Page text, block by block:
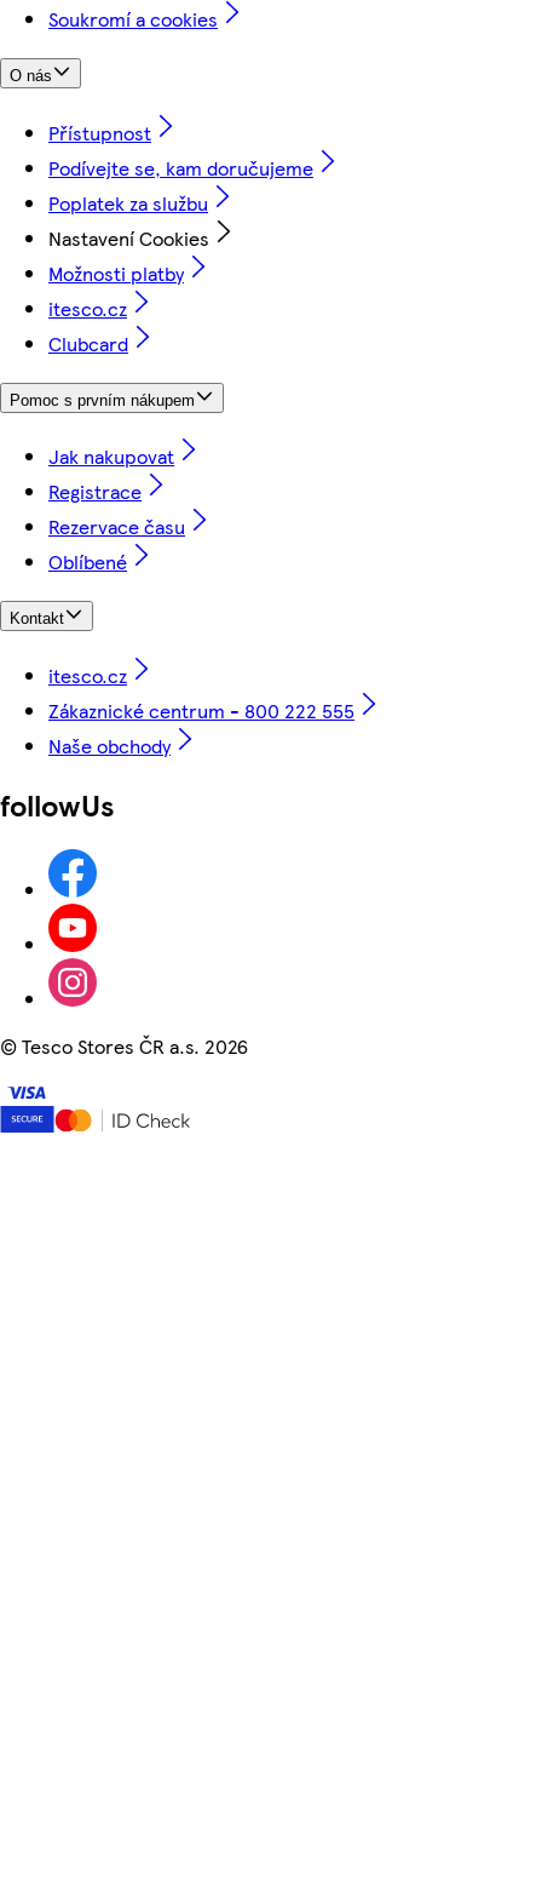
Soukromí a cookies
O nás
Přístupnost
Podívejte se, kam doručujeme
Poplatek za službu
Nastavení Cookies
Možnosti platby
itesco.cz
Clubcard
Pomoc s prvním nákupem
Jak nakupovat
Registrace
Rezervace času
Oblíbené
Kontakt
itesco.cz
Zákaznické centrum - 800 222 555
Naše obchody
followUs
©Tesco Stores ČR a.s. 2026